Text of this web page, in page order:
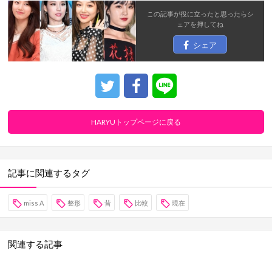
この記事が役に立ったと思ったらシ
ェアを押してね
シェア
HARYUトップページに戻る
記事に関連するタグ
miss A 整形 昔 比較 現在
関連する記事